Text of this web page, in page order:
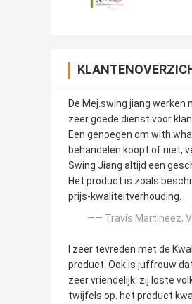
De Mej.swing jiang werken
zeer goede dienst voor
Een genoegen om
behandelen koopt of niet,
Swing Jiang altijd een
Het product is zoals
prijs-kwaliteitverhouding.
—— Travis Martineez,
I zeer tevreden met de
product. Ook is juffrouw
zeer vriendelijk. zij loste
twijfels op. het product